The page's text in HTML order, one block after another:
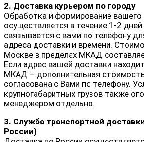
2. Доставка курьером по городу
Обработка и формирование вашего
осуществляется в течение 1-2
связывается с вами по телефону
адреса доставки и времени.
Москве в пределах МКАД
Если адрес вашей доставки
МКАД – дополнительная
согласована с Вами по телефону.
крупногабаритных грузов также
менеджером отдельно.
3. Служба транспортной
России)